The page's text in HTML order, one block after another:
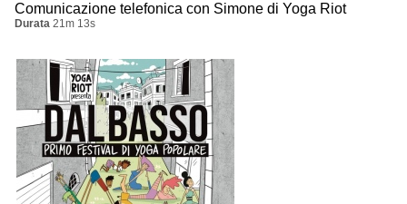
Comunicazione telefonica con Simone di Yoga Riot
Durata 21m 13s